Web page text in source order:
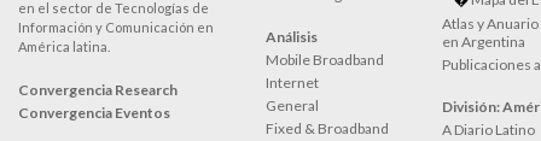
en el sector de Tecnologías de
Información y Comunicación en
América latina.
Convergencia Research
Convergencia Eventos
Análisis
Mobile Broadband
Internet
General
Fixed & Broadband
Atlas y
en Argentina
Publicaciones
División:
A Diario Latino